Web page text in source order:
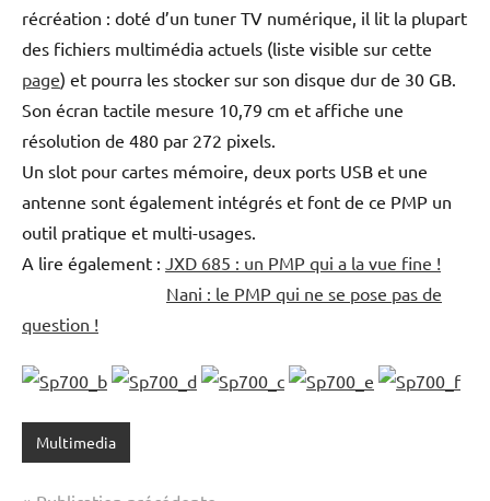
récréation : doté d’un tuner TV numérique, il lit la plupart
des fichiers multimédia actuels (liste visible sur cette
page) et pourra les stocker sur son disque dur de 30 GB.
Son écran tactile mesure 10,79 cm et affiche une
résolution de 480 par 272 pixels.
Un slot pour cartes mémoire, deux ports USB et une
antenne sont également intégrés et font de ce PMP un
outil pratique et multi-usages.
A lire également : JXD 685 : un PMP qui a la vue fine !
Nani : le PMP qui ne se pose pas de
question !
Multimedia